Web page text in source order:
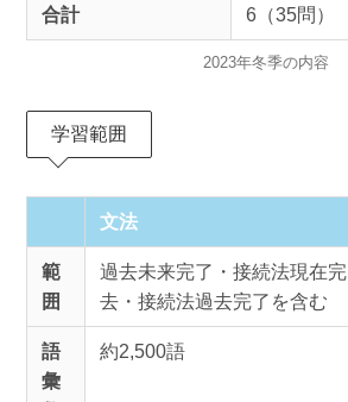
合計 6（35問）
2023年冬季の内容
学習範囲
文法
範
囲
過去未来完了・接続法現在
去・接続法過去完了を含む
語
彙
約2,500語